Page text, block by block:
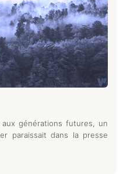
générations futures, un
paraissait dans la presse